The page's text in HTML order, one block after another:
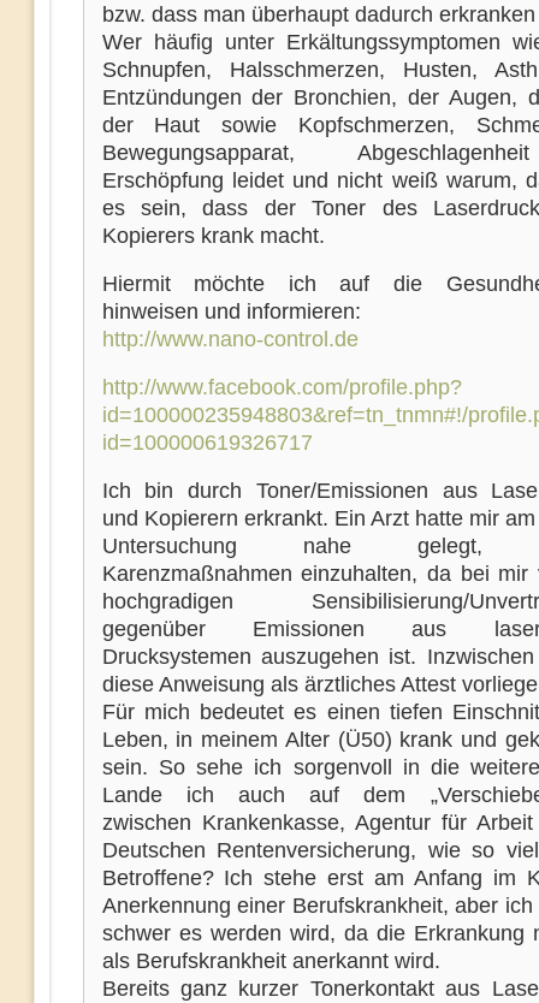
bzw. dass man überhaupt dadurch
Wer häufig unter Erkältungssymptomen
Schnupfen, Halsschmerzen, Husten,
Entzündungen der Bronchien, der Augen,
der Haut sowie Kopfschmerzen,
Bewegungsapparat,
Erschöpfung leidet und nicht weiß warum,
es sein, dass der Toner des
Kopierers krank macht.
Hiermit möchte ich auf die
hinweisen und informieren:
http://www.nano-control.de
http://www.facebook.com/profile.php?
id=100000235948803&ref=tn_tnmn#!/
id=100000619326717
Ich bin durch Toner/Emissionen aus
und Kopierern erkrankt. Ein Arzt hatte mir
Untersuchung nahe gelegt,
Karenzmaßnahmen einzuhalten, da bei mir
hochgradigen Sensibilisierung/
gegenüber Emissionen aus
Drucksystemen auszugehen ist.
diese Anweisung als ärztliches Attest
Für mich bedeutet es einen tiefen
Leben, in meinem Alter (Ü50) krank und
sein. So sehe ich sorgenvoll in die
Lande ich auch auf dem
zwischen Krankenkasse, Agentur für
Deutschen Rentenversicherung, wie so
Betroffene? Ich stehe erst am Anfang im
Anerkennung einer Berufskrankheit, aber
schwer es werden wird, da die Erkrankung
als Berufskrankheit anerkannt wird.
Bereits ganz kurzer Tonerkontakt aus